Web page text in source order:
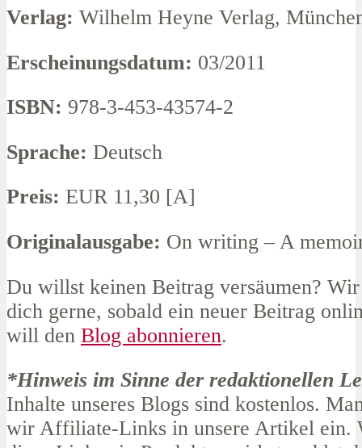
Verlag: Wilhelm Heyne Verlag,
Erscheinungsdatum: 03/2011
ISBN: 978-3-453-43574-2
Sprache: Deutsch
Preis: EUR 11,30 [A]
Originalausgabe: On writing – A
Du willst keinen Beitrag versäumen?
dich gerne, sobald ein neuer Beitrag
will den Blog abonnieren.
*Hinweis im Sinne der redaktionellen
Inhalte unseres Blogs sind kostenlos.
wir Affiliate-Links in unsere Artikel ein.